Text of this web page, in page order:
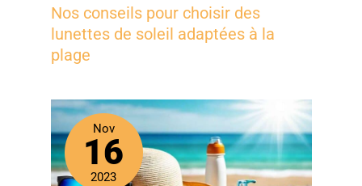
Nos conseils pour choisir des
lunettes de soleil adaptées à la
plage
Nov
16
2023